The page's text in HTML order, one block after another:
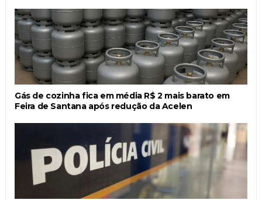
Gás de cozinha fica em média R$ 2 mais barato em
Feira de Santana após redução da Acelen